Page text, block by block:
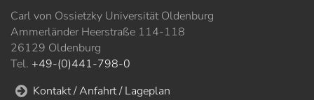
Carl von Ossietzky Universität Oldenburg
Ammerländer Heerstraße 114-118
26129 Oldenburg
Tel. +49-(0)441-798-0
Kontakt / Anfahrt / Lageplan